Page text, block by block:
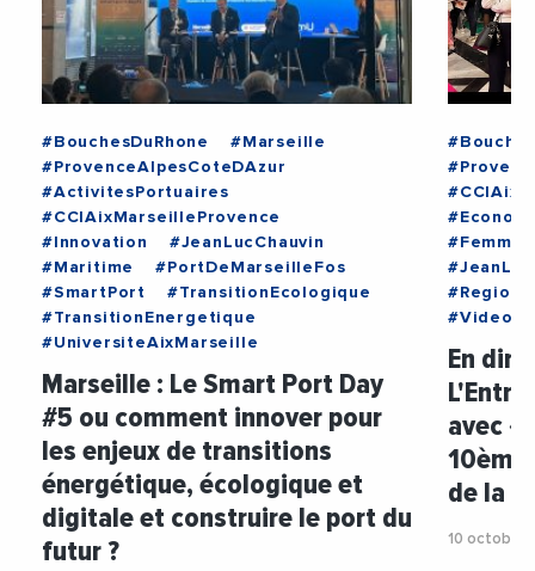
#BouchesDuRhone
#Marseille
#ProvenceAlpesCoteDAzur
#ActivitesPortuaires
#CCIAixMarseilleProvence
#Innovation
#JeanLucChauvin
#Maritime
#PortDeMarseilleFos
#SmartPort
#TransitionEcologique
#TransitionEnergetique
#UniversiteAixMarseille
Marseille : Le Smart Port Day
#5 ou comment innover pour
les enjeux de transitions
énergétique, écologique et
digitale et construire le port du
futur ?
#Femmes
#Videos
En
avec «
de la
10 octobre